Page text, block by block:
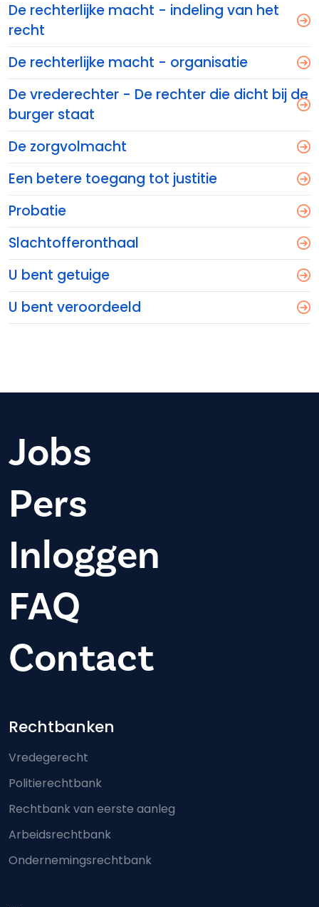
De rechterlijke macht - indeling van het
recht
De rechterlijke macht - organisatie
De vrederechter - De rechter die dicht bij de
burger staat
De zorgvolmacht
Een betere toegang tot justitie
Probatie
Slachtofferonthaal
U bent getuige
U bent veroordeeld
Jobs
Pers
Inloggen
FAQ
Contact
Footer-menu
Rechtbanken
Vredegerecht
Politierechtbank
Rechtbank van eerste aanleg
Arbeidsrechtbank
Ondernemingsrechtbank